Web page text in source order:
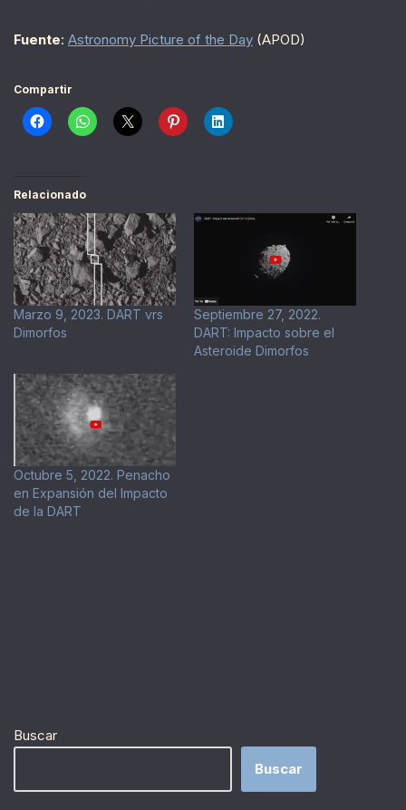
Fuente: Astronomy Picture of the Day (APOD)
Compartir
Relacionado
Marzo 9, 2023. DART vrs
Dimorfos
Septiembre 27, 2022.
DART: Impacto sobre el
Asteroide Dimorfos
Octubre 5, 2022. Penacho
en Expansión del Impacto
de la DART
Buscar
Buscar